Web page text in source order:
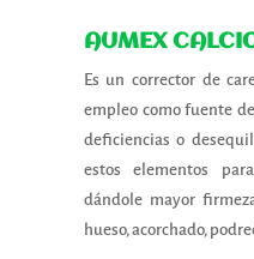
AUMEX
Es un corrector de
empleo como fuente
deficiencias o
estos elementos
dándole mayor
hueso, acorchado,